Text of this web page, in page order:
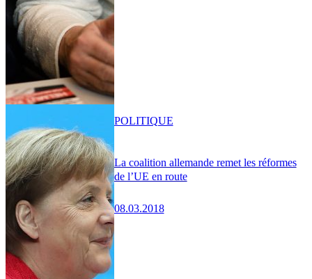
La coalition allemande remet les réformes
de l’UE en route
08.03.2018
POLITIQUE